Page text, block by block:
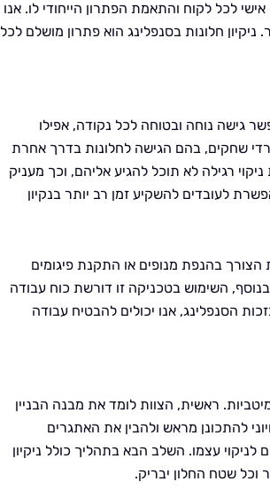
לכל לקוח והתאמת הפתרון הייחודי לו. אנו
חלונות בסנפלינג הוא פתרון מושלם לכל
גישה נוחה ובטוחה לכל נקודה, אפילו
שחקים, בהם הגישה לחלונות בדרך אחרת
רגילה לא תוכל להגיע אליהם, וכך מעניק
לעובדים להשקיע זמן רב יותר בנקיון
הצורך בהנפת מנופים או התקנת פיגומים
בנוסף, השימוש בטכניקה זו דורשת כוח עבודה
הסנפלינג, אנו יכולים להבטיח עבודה
ראשית, הצוות לומד את מבנה הבניין
להתכונן מראש ולהבין את האתגרים
עצמו. השלב הבא בתהליך כולל ניקיון
וכל שטח החלון יבריק.